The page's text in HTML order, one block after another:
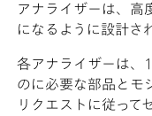
アナライザーは、高
になるように設計さ
各アナライザーは、
のに必要な部品とモ
リクエストに従って